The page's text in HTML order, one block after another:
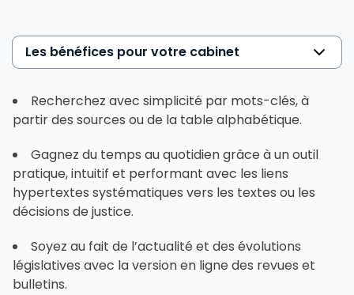
Les bénéfices pour votre cabinet
Recherchez avec simplicité par mots-clés, à
partir des sources ou de la table alphabétique.
Gagnez du temps au quotidien grâce à un outil
pratique, intuitif et performant avec les liens
hypertextes systématiques vers les textes ou les
décisions de justice.
Soyez au fait de l’actualité et des évolutions
législatives avec la version en ligne des revues et
bulletins.